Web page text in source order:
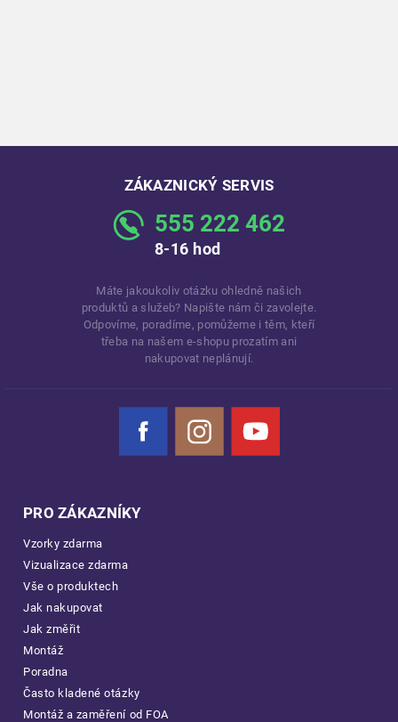
ZÁKAZNICKÝ SERVIS
555 222 462
8-16 hod
Máte jakoukoliv otázku ohledně našich
produktů a služeb? Napište nám či zavolejte.
Odpovíme, poradíme, pomůžeme i těm, kteří
třeba na našem e-shopu prozatím ani
nakupovat neplánují.
Facebook Instagram YouTube
PRO ZÁKAZNÍKY
Vzorky zdarma
Vizualizace zdarma
Vše o produktech
Jak nakupovat
Jak změřit
Montáž
Poradna
Často kladené otázky
Montáž a zaměření od FOA